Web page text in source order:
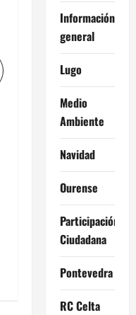
Información
general
Lugo
Medio
Ambiente
Navidad
Ourense
Participación
Ciudadana
Pontevedra
RC Celta